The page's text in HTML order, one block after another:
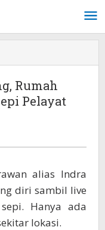
Rumah
Pelayat
alias Indra
diri sambil live
Hanya ada
lokasi.